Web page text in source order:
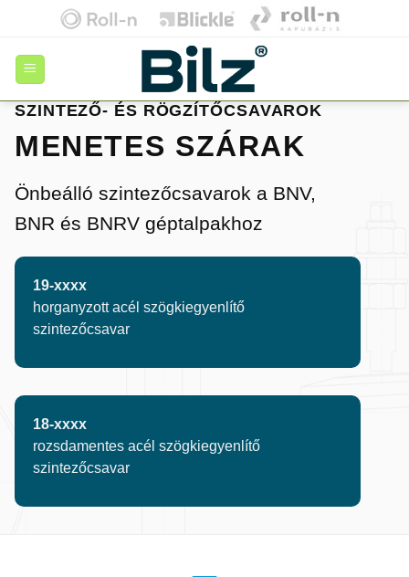
content
SZINTEZŐ- ÉS RÖGZÍTŐCSAVAROK
MENETES SZÁRAK
Önbeálló szintezőcsavarok a BNV,
BNR és BNRV géptalpakhoz
19-xxxx
horganyzott acél szögkiegyenlítő
szintezőcsavar
18-xxxx
rozsdamentes acél szögkiegyenlítő
szintezőcsavar